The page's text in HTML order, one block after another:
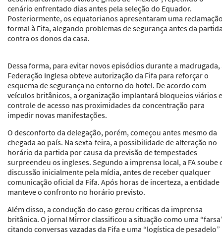
cenário enfrentado dias antes pela seleção do Equador.
Posteriormente, os equatorianos apresentaram uma
formal à Fifa, alegando problemas de segurança antes da
contra os donos da casa.
Dessa forma, para evitar novos episódios durante a madrugada,
Federação Inglesa obteve autorização da Fifa para reforçar o
esquema de segurança no entorno do hotel. De acordo com
veículos britânicos, a organização implantará bloqueios viários e
controle de acesso nas proximidades da concentração para
impedir novas manifestações.
O desconforto da delegação, porém, começou antes mesmo da
chegada ao país. Na sexta-feira, a possibilidade de alteração no
horário da partida por causa da previsão de tempestades
surpreendeu os ingleses. Segundo a imprensa local, a FA soube
discussão inicialmente pela mídia, antes de receber qualquer
comunicação oficial da Fifa. Após horas de incerteza, a entidade
manteve o confronto no horário previsto.
Além disso, a condução do caso gerou críticas da imprensa
britânica. O jornal Mirror classificou a situação como uma
citando conversas vazadas da Fifa e uma “logística de pesadelo”